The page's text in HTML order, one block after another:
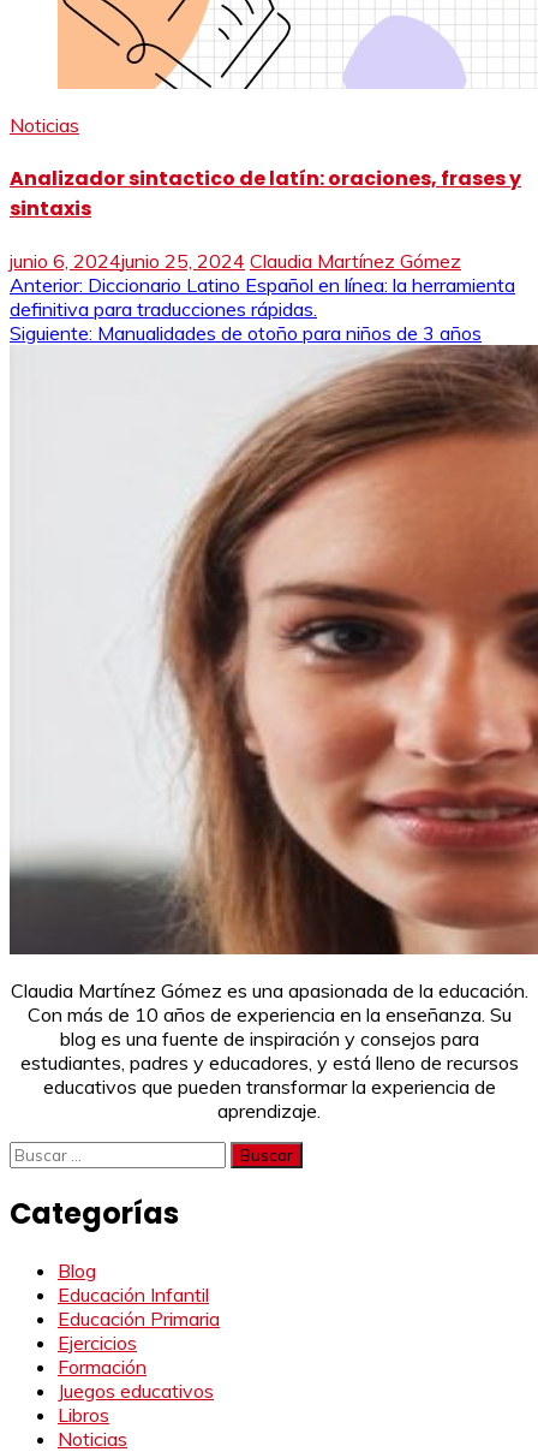
Noticias
Analizador sintactico de latín: oraciones, frases y
sintaxis
junio 6, 2024junio 25, 2024 Claudia Martínez Gómez
Navegación
de
Anterior: Diccionario Latino Español en línea: la herramienta
definitiva para traducciones rápidas.
Siguiente: Manualidades de otoño para niños de 3 años
Claudia Martínez Gómez es una apasionada de la educación.
Con más de 10 años de experiencia en la enseñanza. Su
blog es una fuente de inspiración y consejos para
estudiantes, padres y educadores, y está lleno de recursos
educativos que pueden transformar la experiencia de
aprendizaje.
Buscar:
Categorías
Blog
Educación Infantil
Educación Primaria
Ejercicios
Formación
Juegos educativos
Libros
Noticias